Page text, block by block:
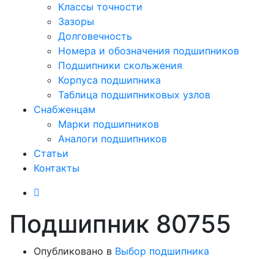
Классы точности
Зазоры
Долговечность
Номера и обозначения подшипников
Подшипники скольжения
Корпуса подшипника
Таблица подшипниковых узлов
Снабженцам
Марки подшипников
Аналоги подшипников
Статьи
Контакты
Подшипник 80755
Опубликовано в Выбор подшипника